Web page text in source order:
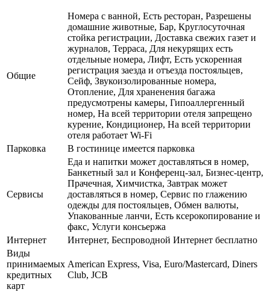
Общие
Номера с ванной, Есть ресторан, Разрешены
домашние животные, Бар, Круглосуточная
стойка регистрации, Доставка свежих газет и
журналов, Терраса, Для некурящих есть
отдельные номера, Лифт, Есть ускоренная
регистрация заезда и отъезда постояльцев,
Сейф, Звукоизолированные номера,
Отопление, Для храненения багажа
предусмотрены камеры, Гипоаллергенный
номер, На всей территории отеля запрещено
курение, Кондиционер, На всей территории
отеля работает Wi-Fi
Парковка
В гостинице имеется парковка
Сервисы
Еда и напитки может доставляться в номер,
Банкетный зал и Конференц-зал, Бизнес-центр,
Прачечная, Химчистка, Завтрак может
доставляться в номер, Сервис по глажению
одежды для постояльцев, Обмен валюты,
Упакованные ланчи, Есть ксерокопирование и
факс, Услуги консьержа
Интернет
Интернет, Беспроводной Интернет бесплатно
Виды
принимаемых
кредитных
карт
American Express, Visa, Euro/Mastercard, Diners
Club, JCB